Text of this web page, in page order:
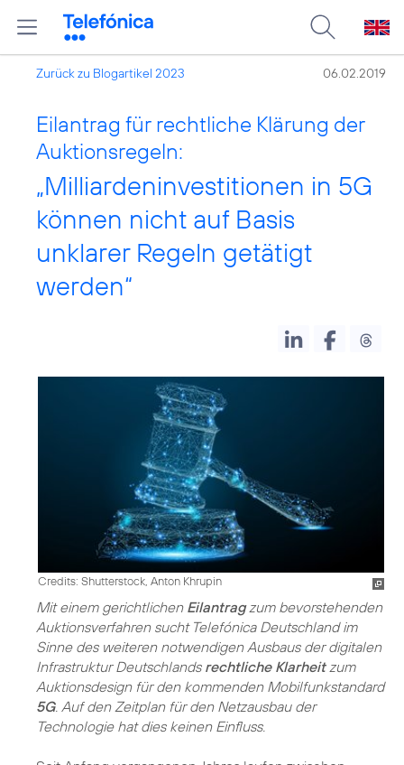
Zurück zu Blogartikel 2023 06.02.2019
Eilantrag für rechtliche Klärung der
Auktionsregeln:
„Milliardeninvestitionen in 5G
können nicht auf Basis
unklarer Regeln getätigt
werden“
Credits: Shutterstock, Anton Khrupin
Mit einem gerichtlichen Eilantragzum bevorstehenden
Auktionsverfahren sucht Telefónica Deutschland im
Sinne des weiteren notwendigen Ausbaus der digitalen
Infrastruktur Deutschlands rechtliche Klarheitzum
Auktionsdesign für den kommenden Mobilfunkstandard
5G. Auf den Zeitplan für den Netzausbau der
Technologie hat dies keinen Einfluss.